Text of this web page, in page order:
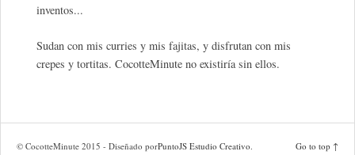
inventos...
Sudan con mis curries y mis fajitas, y disfrutan con mis
crepes y tortitas. CocotteMinute no existiría sin ellos.
© CocotteMinute 2015 - Diseñado porPuntoJS Estudio Creativo Go to top ↑